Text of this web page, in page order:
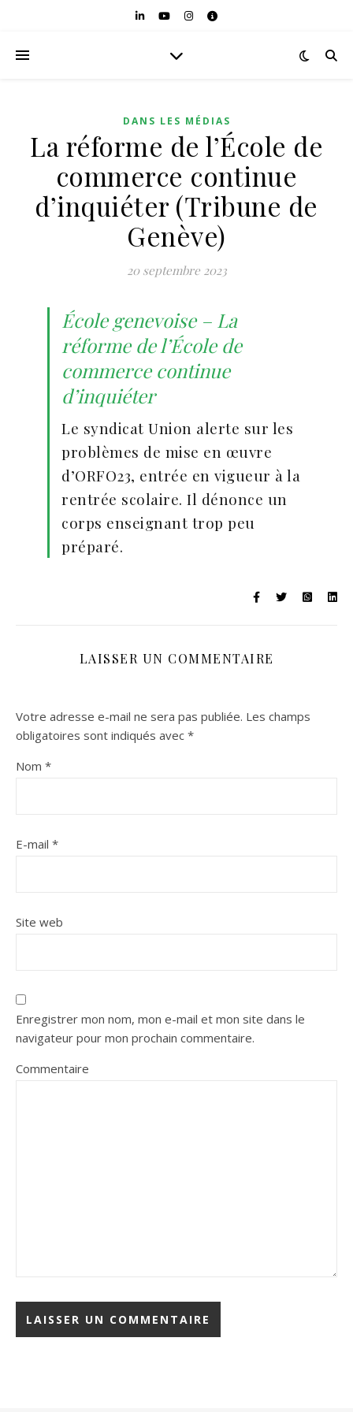
DANS LES MÉDIAS
La réforme de l’École de
commerce continue
d’inquiéter (Tribune de
Genève)
20 septembre 2023
École genevoise – La
réforme de l’École de
commerce continue
d’inquiéter
Le syndicat Union alerte sur les
problèmes de mise en œuvre
d’ORFO23, entrée en vigueur à la
rentrée scolaire. Il dénonce un
corps enseignant trop peu
préparé.
LAISSER UN COMMENTAIRE
Votre adresse e-mail ne sera pas publiée. Les champs
obligatoires sont indiqués avec *
Nom *
E-mail *
Site web
Enregistrer mon nom, mon e-mail et mon site dans le
navigateur pour mon prochain commentaire.
Commentaire